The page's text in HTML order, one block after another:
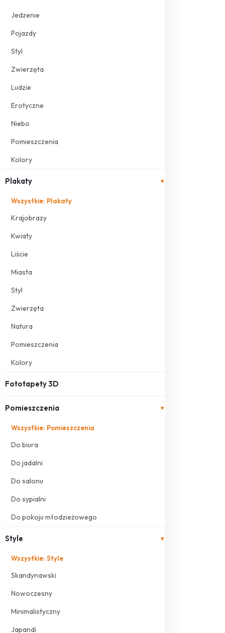
Jedzenie
Pojazdy
Styl
Zwierzęta
Ludzie
Erotyczne
Niebo
Pomieszczenia
Kolory
Plakaty ▾
Wszystkie: Plakaty
Krajobrazy
Kwiaty
Liście
Miasta
Styl
Zwierzęta
Natura
Pomieszczenia
Kolory
Fototapety 3D
Pomieszczenia ▾
Wszystkie: Pomieszczenia
Do biura
Do jadalni
Do salonu
Do sypialni
Do pokoju młodzieżowego
Style ▾
Wszystkie: Style
Skandynawski
Nowoczesny
Minimalistyczny
Japandi